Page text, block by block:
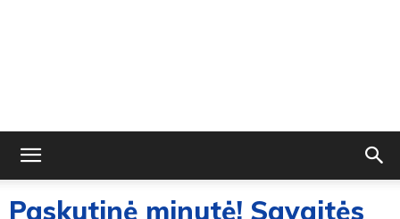
Paskutinė minutė! Savaitės